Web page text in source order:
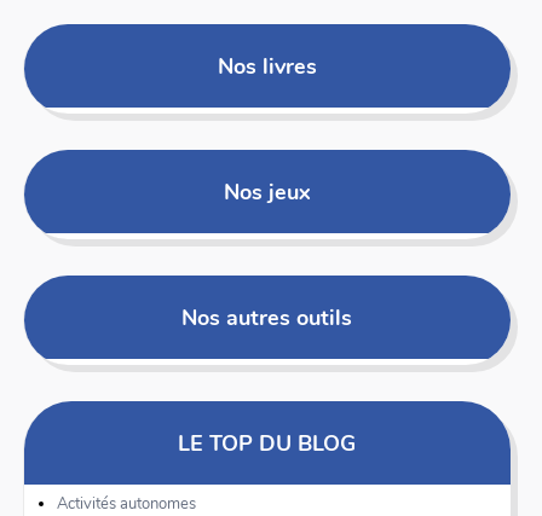
Nos livres
Nos jeux
Nos autres outils
LE TOP DU BLOG
Activités autonomes